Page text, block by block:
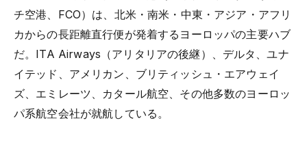
チ空港、FCO）は、北米・南米・中東・アジア・アフリ
カからの長距離直行便が発着するヨーロッパの主要ハブ
だ。ITA Airways（アリタリアの後継）、デルタ、ユナ
イテッド、アメリカン、ブリティッシュ・エアウェイ
ズ、エミレーツ、カタール航空、その他多数のヨーロッ
パ系航空会社が就航している。